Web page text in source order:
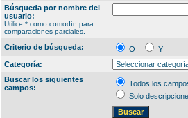
Búsqueda por nombre del
usuario:
Utilice * como comodín para
comparaciones parciales.
Criterio de búsqueda: O
Y
Categoría:
Buscar los siguientes
campos:
Todos los
Solo